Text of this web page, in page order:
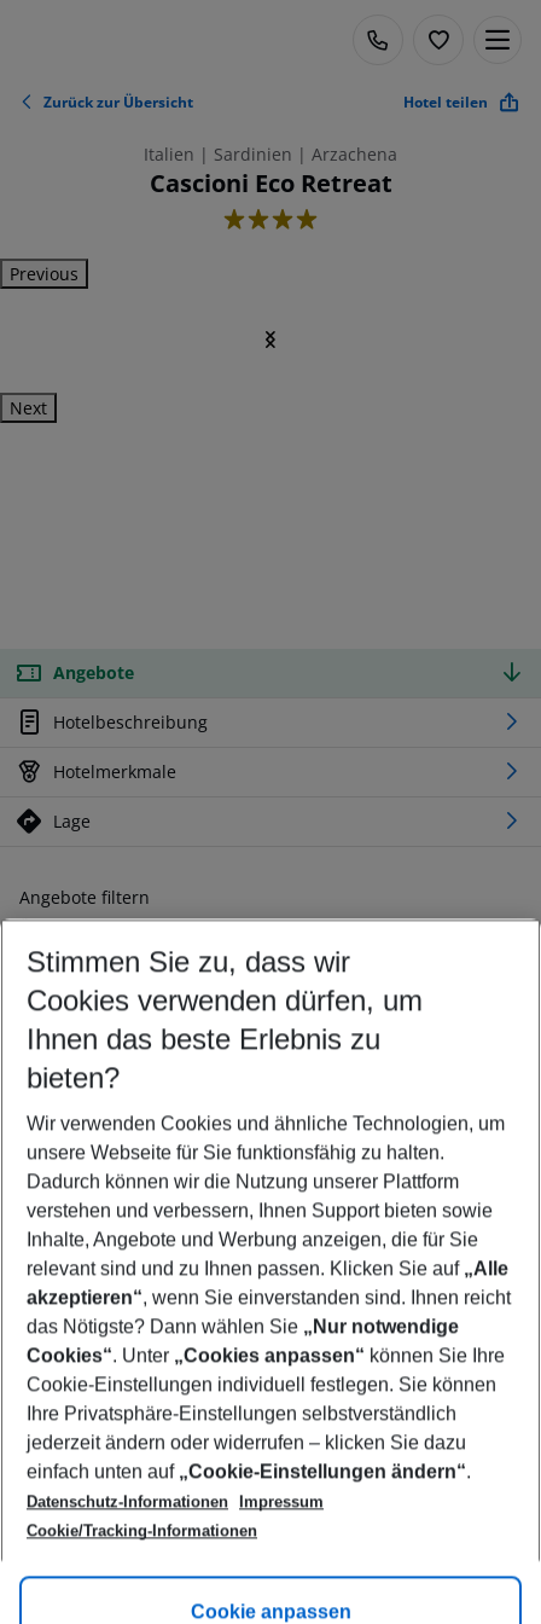
Zurück zur Übersicht Hotel teilen
Italien | Sardinien | Arzachena
Cascioni Eco Retreat
4
Previous
Next
Angebote
Hotelbeschreibung
Hotelmerkmale
Lage
Angebote filtern
Ändern Sie Ihre Kriterien nach Ihren Wünschen
Abflughafen wählen
Beliebiger Abflughafen
Reisezeitraum wählen
11.08.26– 09.08.27 5-8 Nächte
2 Erwachsene Keine Kinder
Mehr Filter anzeigen
Footer
Footer navigation
Über uns
AGB
Cookie-Einstellungen ändern
Cookie-Richtlinie
Datenschutz
Service & Hilfe
Barrierefreies Reisen
Check-in
Flugbeschränkungen
Folgen Sie uns
Stimmen Sie zu, dass wir
Cookies verwenden dürfen, um
Ihnen das beste Erlebnis zu
bieten?
Wir verwenden Cookies und ähnliche Technologien, um
unsere Webseite für Sie funktionsfähig zu halten.
Dadurch können wir die Nutzung unserer Plattform
verstehen und verbessern, Ihnen Support bieten sowie
Inhalte, Angebote und Werbung anzeigen, die für Sie
relevant sind und zu Ihnen passen. Klicken Sie auf „Alle
akzeptieren“, wenn Sie einverstanden sind. Ihnen reicht
das Nötigste? Dann wählen Sie „Nur notwendige
Cookies“. Unter „Cookies anpassen“ können Sie Ihre
Cookie-Einstellungen individuell festlegen. Sie können
Ihre Privatsphäre-Einstellungen selbstverständlich
jederzeit ändern oder widerrufen – klicken Sie dazu
einfach unten auf „Cookie-Einstellungen ändern“.
Datenschutz-Informationen
Impressum
Cookie/Tracking-Informationen
Cookie anpassen